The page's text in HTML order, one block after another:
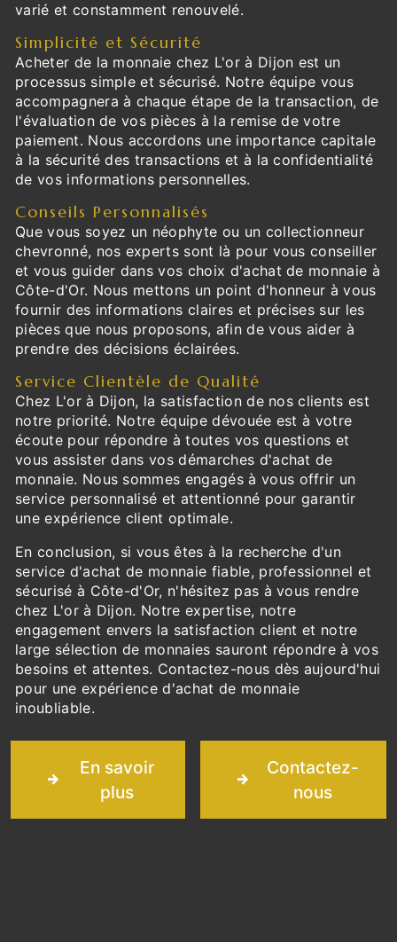
varié et constamment renouvelé.
Simplicité et Sécurité
Acheter de la monnaie chez L'or à Dijon est un
processus simple et sécurisé. Notre équipe vous
accompagnera à chaque étape de la transaction, de
l'évaluation de vos pièces à la remise de votre
paiement. Nous accordons une importance capitale
à la sécurité des transactions et à la confidentialité
de vos informations personnelles.
Conseils Personnalisés
Que vous soyez un néophyte ou un collectionneur
chevronné, nos experts sont là pour vous conseiller
et vous guider dans vos choix d'achat de monnaie à
Côte-d'Or. Nous mettons un point d'honneur à vous
fournir des informations claires et précises sur les
pièces que nous proposons, afin de vous aider à
prendre des décisions éclairées.
Service Clientèle de Qualité
Chez L'or à Dijon, la satisfaction de nos clients est
notre priorité. Notre équipe dévouée est à votre
écoute pour répondre à toutes vos questions et
vous assister dans vos démarches d'achat de
monnaie. Nous sommes engagés à vous offrir un
service personnalisé et attentionné pour garantir
une expérience client optimale.
En conclusion, si vous êtes à la recherche d'un
service d'achat de monnaie fiable, professionnel et
sécurisé à Côte-d'Or, n'hésitez pas à vous rendre
chez L'or à Dijon. Notre expertise, notre
engagement envers la satisfaction client et notre
large sélection de monnaies sauront répondre à vos
besoins et attentes. Contactez-nous dès aujourd'hui
pour une expérience d'achat de monnaie
inoubliable.
En savoir
plus
Contactez-
nous